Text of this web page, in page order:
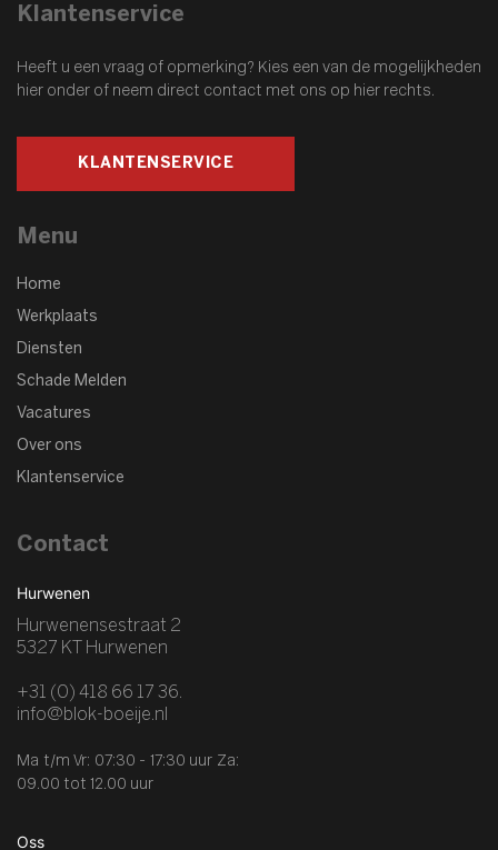
Klantenservice
Heeft u een vraag of opmerking? Kies een van de mogelijkheden
hier onder of neem direct contact met ons op hier rechts.
KLANTENSERVICE
Menu
Home
Werkplaats
Diensten
Schade Melden
Vacatures
Over ons
Klantenservice
Contact
Hurwenen
Hurwenensestraat 2
5327 KT Hurwenen
+31 (0) 418 66 17 36.
info@blok-boeije.nl
Ma t/m Vr: 07:30 - 17:30 uur Za:
09.00 tot 12.00 uur
Oss